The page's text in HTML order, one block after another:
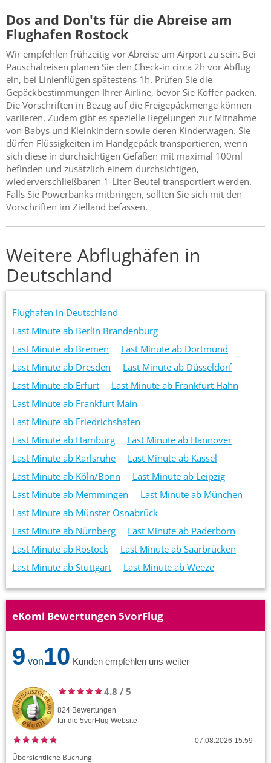
Dos and Don'ts für die Abreise am
Flughafen Rostock
Wir empfehlen frühzeitig vor Abreise am Airport zu sein. Bei
Pauschalreisen planen Sie den Check-in circa 2h vor Abflug
ein, bei Linienflügen spätestens 1h. Prüfen Sie die
Gepäckbestimmungen Ihrer Airline, bevor Sie Koffer packen.
Die Vorschriften in Bezug auf die Freigepäckmenge können
variieren. Zudem gibt es spezielle Regelungen zur Mitnahme
von Babys und Kleinkindern sowie deren Kinderwagen. Sie
dürfen Flüssigkeiten im Handgepäck transportieren, wenn
sich diese in durchsichtigen Gefäßen mit maximal 100ml
befinden und zusätzlich einem durchsichtigen,
wiederverschließbaren 1-Liter-Beutel transportiert werden.
Falls Sie Powerbanks mitbringen, sollten Sie sich mit den
Vorschriften im Zielland befassen.
Weitere Abflughäfen in
Deutschland
Flughafen in Deutschland
Last Minute ab Berlin Brandenburg
Last Minute ab Bremen
Last Minute ab Dortmund
Last Minute ab Dresden
Last Minute ab Düsseldorf
Last Minute ab Erfurt
Last Minute ab Frankfurt Hahn
Last Minute ab Frankfurt Main
Last Minute ab Friedrichshafen
Last Minute ab Hamburg
Last Minute ab Hannover
Last Minute ab Karlsruhe
Last Minute ab Kassel
Last Minute ab Köln/Bonn
Last Minute ab Leipzig
Last Minute ab Memmingen
Last Minute ab München
Last Minute ab Münster Osnabrück
Last Minute ab Nürnberg
Last Minute ab Paderborn
Last Minute ab Rostock
Last Minute ab Saarbrücken
Last Minute ab Stuttgart
Last Minute ab Weeze
eKomi Bewertungen 5vorFlug
9 von10 Kunden empfehlen uns weiter
4.8 / 5
824 Bewertungen
für die 5vorFlug Website
07.08.2026 15:59
Übersichtliche Buchung